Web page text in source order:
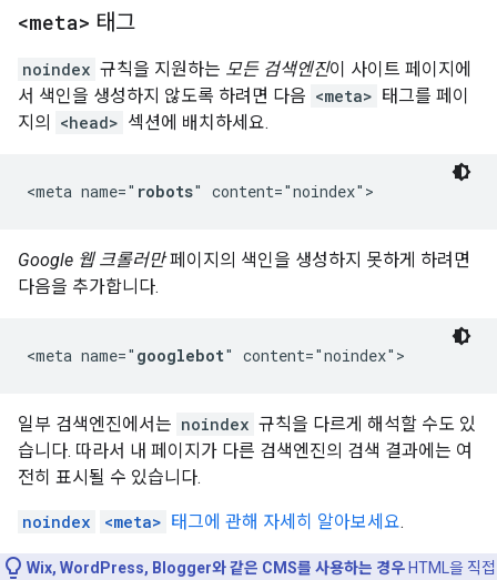
<meta> 태그
noindex 규칙을 지원하는 모든 검색엔진이 사이트 페이지에
서 색인을 생성하지 않도록 하려면 다음 <meta> 태그를 페이
지의
<head> 섹션에 배치하세요.
<meta name=" robots" content="noindex">
Google 웹 크롤러만페이지의 색인을 생성하지 못하게 하려면
다음을 추가합니다.
<meta name=" googlebot" content="noindex">
일부 검색엔진에서는 noindex 규칙을 다르게 해석할 수도 있
습니다. 따라서 내 페이지가 다른 검색엔진의 검색 결과에는 여
전히 표시될 수 있습니다.
noindex <meta> 태그에 관해 자세히 알아보세요.
Wix, WordPress, Blogger와 같은 CMS를 사용하는 경우 HTML을 직접